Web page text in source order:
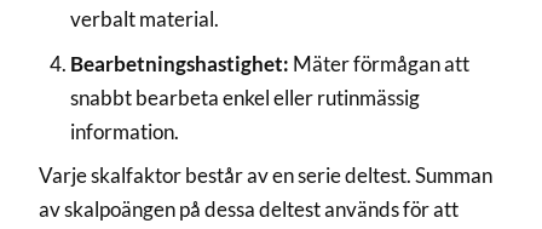
verbalt material.
Bearbetningshastighet: Mäter förmågan att
snabbt bearbeta enkel eller rutinmässig
information.
Varje skalfaktor består av en serie deltest. Summan
av skalpoängen på dessa deltest används för att